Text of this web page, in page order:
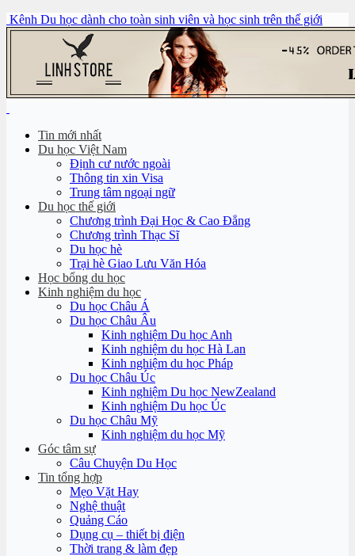
Kênh Du học dành cho toàn sinh viên và học sinh trên thế giới
Tin mới nhất
Du học Việt Nam
Định cư nước ngoài
Thông tin xin Visa
Trung tâm ngoại ngữ
Du học thế giới
Chương trình Đại Học & Cao Đẳng
Chương trình Thạc Sĩ
Du học hè
Trại hè Giao Lưu Văn Hóa
Học bổng du học
Kinh nghiệm du học
Du học Châu Á
Du học Châu Âu
Kinh nghiệm Du học Anh
Kinh nghiệm du học Hà Lan
Kinh nghiệm du học Pháp
Du học Châu Úc
Kinh nghiệm Du học NewZealand
Kinh nghiệm Du học Úc
Du học Châu Mỹ
Kinh nghiệm du học Mỹ
Góc tâm sự
Câu Chuyện Du Học
Tin tổng hợp
Mẹo Vặt Hay
Nghệ thuật
Quảng Cáo
Dụng cụ – thiết bị điện
Thời trang & làm đẹp